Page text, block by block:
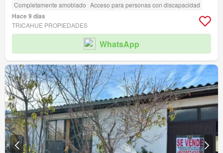
Completamente amoblado Acceso para personas con discapacidad
Hace 9 días
TRICAHUE PROPIEDADES
WhatsApp